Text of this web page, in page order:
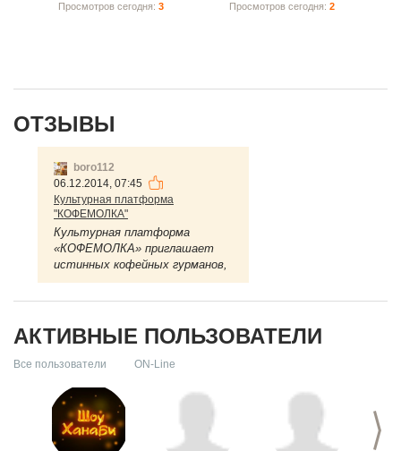
Просмотров сегодня: 3 Просмотров сегодня: 2
ОТЗЫВЫ
boro112
06.12.2014, 07:45
Культурная платформа
"КОФЕМОЛКА"
Культурная платформа
«КОФЕМОЛКА» приглашает
истинных кофейных гурманов,
простых любителей этого
приятно провести ...
АКТИВНЫЕ ПОЛЬЗОВАТЕЛИ
Все пользователи ON-Line
>